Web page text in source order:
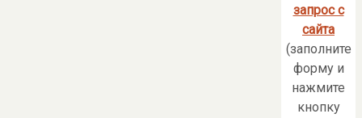
запрос с
сайта
(заполните
форму и
нажмите
кнопку